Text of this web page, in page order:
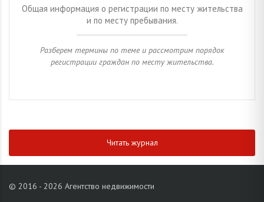
Общая информация о регистрации по месту жительства
и по месту пребывания.
Разберем термины по теме и рассмотрим порядок
регистрации граждан по месту жительства.
Читать журнал
© 2016 - 2026 Агентство недвижимости